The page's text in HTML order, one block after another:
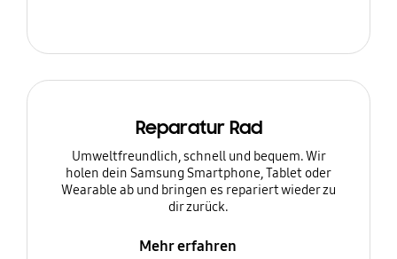
Reparatur Rad
Umweltfreundlich, schnell und bequem. Wir
holen dein Samsung Smartphone, Tablet oder
Wearable ab und bringen es repariert wieder zu
dir zurück.
Mehr erfahren